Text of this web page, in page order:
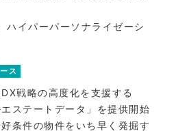
ハイパーパーソナライゼーシ
ス
戦略の高度化を支援する
ステートデータ」を提供開始
条件の物件をいち早く発掘す